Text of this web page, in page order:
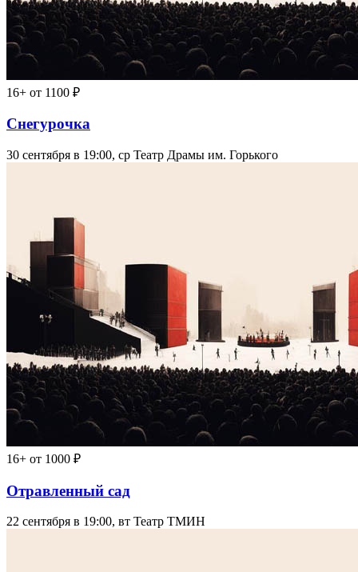
16+ от 1100 ₽
Снегурочка
30 сентября в 19:00, ср Театр Драмы им. Горького
16+ от 1000 ₽
Отравленный сад
22 сентября в 19:00, вт Театр ТМИН